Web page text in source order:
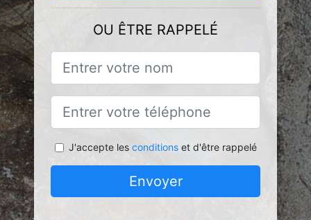
OU ÊTRE RAPPELÉ
J'accepte les conditionset d'être rappelé
Envoyer